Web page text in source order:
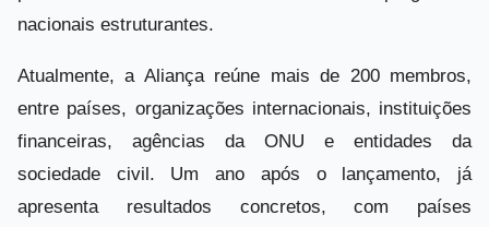
nacionais estruturantes.
Atualmente, a Aliança reúne mais de 200 membros,
entre países, organizações internacionais, instituições
financeiras, agências da ONU e entidades da
sociedade civil. Um ano após o lançamento, já
apresenta resultados concretos, com países